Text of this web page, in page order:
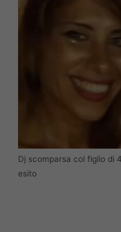
Dj scomparsa col figlio di
esito